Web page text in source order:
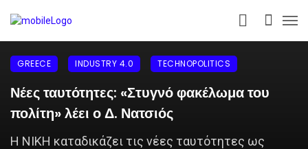
GREECE INDUSTRY 4.0 TECHNOPOLITICS
Νέες ταυτότητες: «Στυγνό φακέλωμα του
πολίτη» λέει ο Δ. Νατσιός
Η ΝΙΚΗ καταδικάζει τις νέες ταυτότητες ως